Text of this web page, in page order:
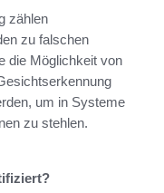
zählen
zu falschen
die Möglichkeit von
um in Systeme
zu stehlen.